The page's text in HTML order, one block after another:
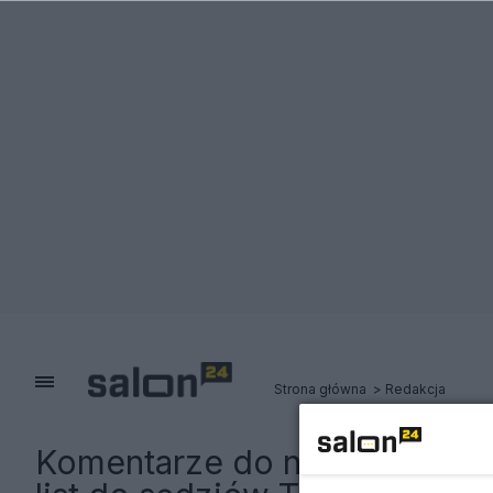
Strona główna Redakcja
Komentarze do notki:Skutki